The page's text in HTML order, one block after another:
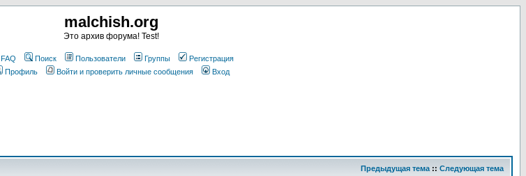
malchish.org
Это архив форума! Test!
FAQ Поиск Пользователи Группы
Регистрация
Профиль
Войти и проверить личные сообщения Вход
Предыдущая тема :: Следующая тема